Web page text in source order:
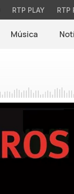
RTP PLAY RTP
Música